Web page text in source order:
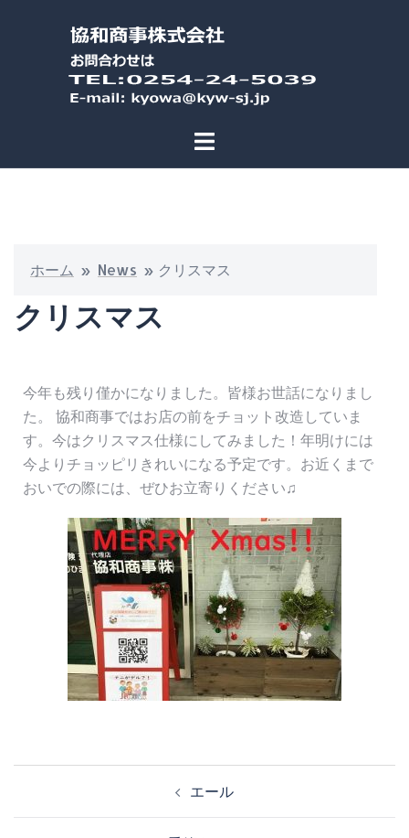
ホーム » News » クリスマス
クリスマス
今年も残り僅かになりました。皆様お世話になりまし
た。 協和商事ではお店の前をチョット改造していま
す。今はクリスマス仕様にしてみました！年明けには
今よりチョッピリきれいになる予定です。お近くまで
おいでの際には、ぜひお立寄りください♫
エール